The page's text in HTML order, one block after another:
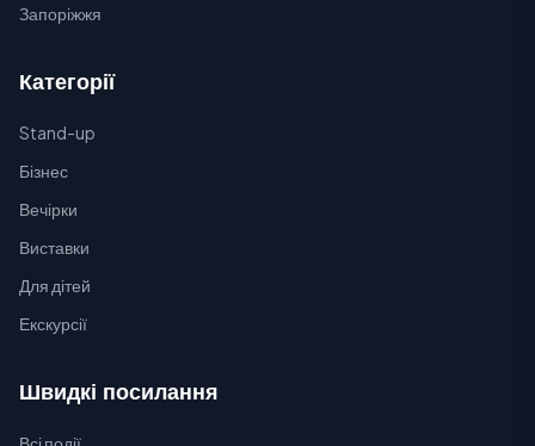
Запоріжжя
Категорії
Stand-up
Бізнес
Вечірки
Виставки
Для дітей
Екскурсії
Швидкі посилання